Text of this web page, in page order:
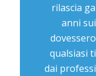
rilascia
anni
qualsiasi
dai